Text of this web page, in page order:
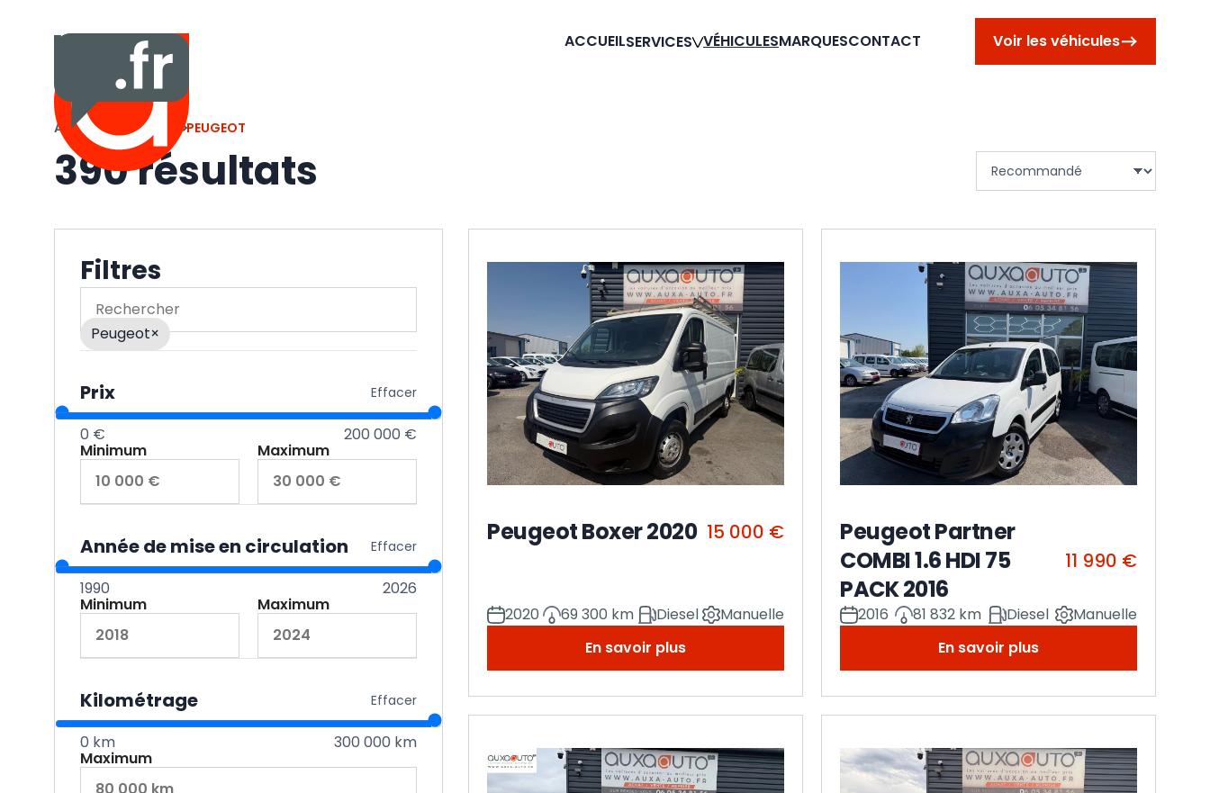
ACCUEILSERVICES VÉHICULESMARQUESCONTACT Voir les véhicules
ACCUEIL VÉHICULES PEUGEOT
390 résultats Trier les véhicules
Filtres
Peugeot×
Prix Effacer
0 € 200 000 €
Minimum Maximum
Année de mise en circulation Effacer
1990 2026
Minimum Maximum
Kilométrage Effacer
0 km 300 000 km
Maximum
Peugeot Boxer 2020 15 000 €
2020 69 300 km Diesel
Manuelle
En savoir plus
Peugeot Partner
COMBI 1.6 HDI 75
PACK 2016
11 990 €
2016 81 832 km Diesel
Manuelle
En savoir plus